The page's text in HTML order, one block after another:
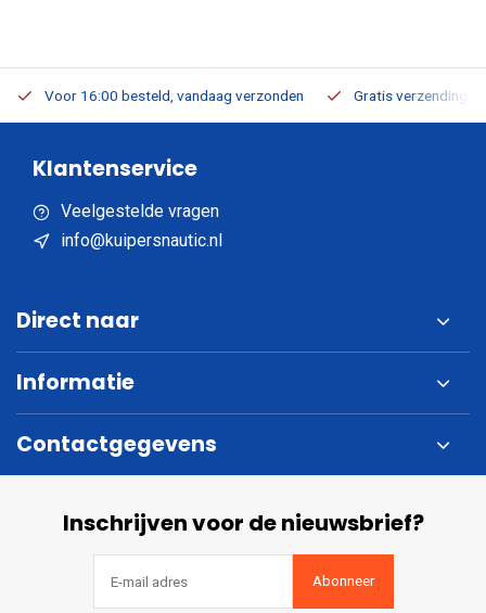
Voor 16:00 besteld, vandaag verzonden Gratis verzending
Klantenservice
Veelgestelde vragen
info@kuipersnautic.nl
Direct naar
Informatie
Contactgegevens
Inschrijven voor de nieuwsbrief?
Abonneer